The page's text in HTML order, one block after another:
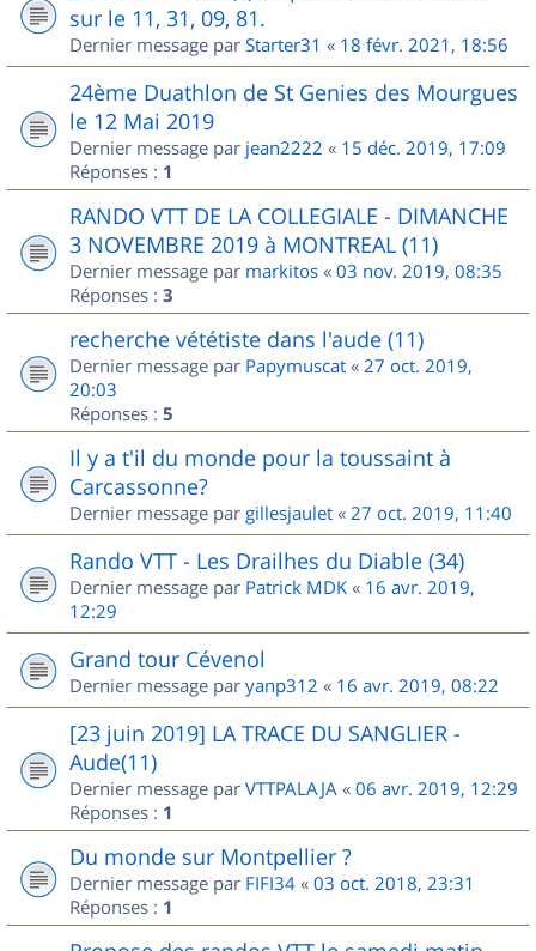
sur le 11, 31, 09, 81.
Dernier message par Starter31 « 18 févr. 2021, 18:56
24ème Duathlon de St Genies des Mourgues
le 12 Mai 2019
Dernier message par jean2222 « 15 déc. 2019, 17:09
Réponses : 1
RANDO VTT DE LA COLLEGIALE - DIMANCHE
3 NOVEMBRE 2019 à MONTREAL (11)
Dernier message par markitos « 03 nov. 2019, 08:35
Réponses : 3
recherche vététiste dans l'aude (11)
Dernier message par Papymuscat « 27 oct. 2019,
20:03
Réponses : 5
Il y a t'il du monde pour la toussaint à
Carcassonne?
Dernier message par gillesjaulet « 27 oct. 2019, 11:40
Rando VTT - Les Drailhes du Diable (34)
Dernier message par Patrick MDK « 16 avr. 2019,
12:29
Grand tour Cévenol
Dernier message par yanp312 « 16 avr. 2019, 08:22
[23 juin 2019] LA TRACE DU SANGLIER -
Aude(11)
Dernier message par VTTPALAJA « 06 avr. 2019, 12:29
Réponses : 1
Du monde sur Montpellier ?
Dernier message par FIFI34 « 03 oct. 2018, 23:31
Réponses : 1